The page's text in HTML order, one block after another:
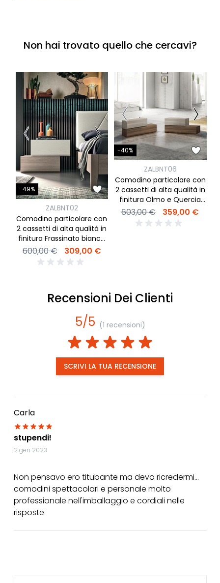
Non hai trovato quello che cercavi?
-49%
ZALBNT02
Comodino particolare con
2 cassetti di alta qualità in
finitura Frassinato bianco
e Olmo
600,00 € 309,00 €
-40%
ZALBNT06
Comodino particolare con
2 cassetti di alta qualità in
finitura Olmo e Quercia
brown
603,00 € 359,00 €
Recensioni Dei Clienti
5/5 (1 recensioni)
SCRIVI LA TUA RECENSIONE
Carla
stupendi!
2 gen 2023
Non pensavo ero titubante ma devo ricredermi...
comodini spettacolari e personale molto
professionale nell'imballaggio e cordiali nelle
risposte